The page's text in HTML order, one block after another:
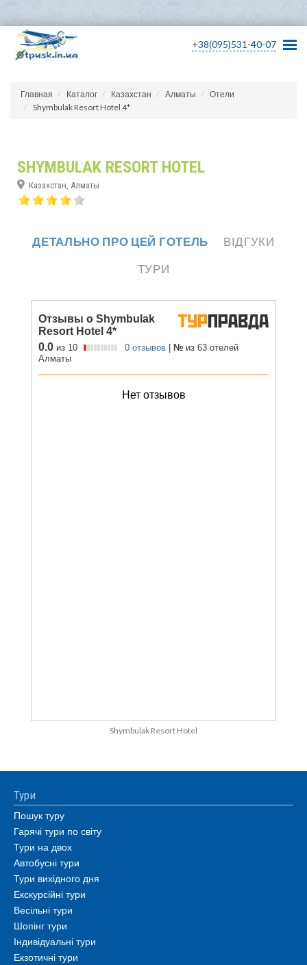
+38(095)531-40-07
Главная Каталог Казахстан Алматы
Отели
Shymbulak Resort Hotel 4*
SHYMBULAK RESORT HOTEL
Казахстан, Алматы
ДЕТАЛЬНО ПРО ЦЕЙ ГОТЕЛЬ
ВІДГУКИ
ТУРИ
Shymbulak Resort Hotel
Тури
Пошук туру
Гарячі тури по світу
Тури на двох
Автобусні тури
Тури вихідного дня
Екскурсійні тури
Весільні тури
Шопінг тури
Індивідуальні тури
Екзотичні тури